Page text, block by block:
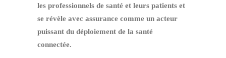
les professionnels de santé et leurs patients et
se révèle avec assurance comme un acteur
puissant du déploiement de la santé
connectée.